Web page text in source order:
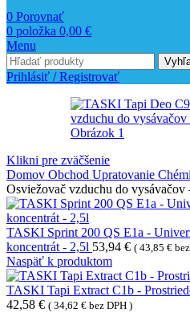
0 Porovnať
0 položka 0,00 €
Menu
Prihlásiť / Registrovať
Klikni pre zväčšenie
Domov Obchod Upratovanie
Osviežovač vzduchu do vysávačov
TASKI Sprint 200 QS E1a -
koncentrát - 2,5l 53,94 € ( 43,85 €
Naspäť k produktom
TASKI Tapi Extract C1b -
42,58 € ( 34,62 € bez DPH )